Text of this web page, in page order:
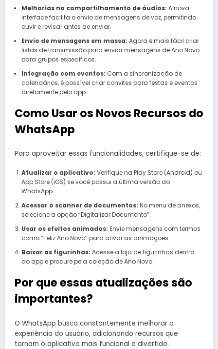
Melhorias no compartilhamento de áudios: A nova
interface facilita o envio de mensagens de voz, permitindo
ouvir e revisar antes de enviar.
Envio de mensagens em massa: Agora é mais fácil criar
listas de transmissão para enviar mensagens de Ano Novo
para grupos específicos.
Integração com eventos: Com a sincronização de
calendários, é possível criar convites para festas e eventos
diretamente pelo app.
Como Usar os Novos Recursos do
WhatsApp
Para aproveitar essas funcionalidades, certifique-se de:
Atualizar o aplicativo: Verifique na Play Store (Android) ou
App Store (iOS) se você possui a última versão do
WhatsApp.
Acessar o scanner de documentos: No menu de anexos,
selecione a opção “Digitalizar Documento”.
Usar os efeitos animados: Envie mensagens com termos
como “Feliz Ano Novo” para ativar as animações.
Baixar as figurinhas: Acesse a loja de figurinhas dentro
do app e procure pela coleção de Ano Novo.
Por que essas atualizações são
importantes?
O WhatsApp busca constantemente melhorar a
experiência do usuário, adicionando recursos que
tornam o aplicativo mais funcional e divertido.